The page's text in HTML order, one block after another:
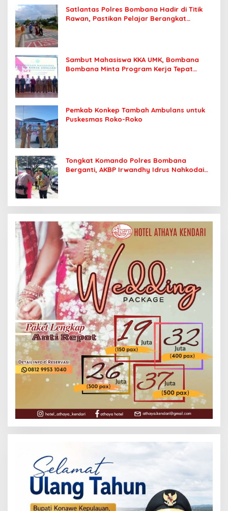
Satlantas Polres Bombana Hadir di Titik
Rawan, Pastikan Pelajar Berangkat
Sambut Mahasiswa KKA UMK, Bombana
Bombana Minta Program Kerja Tepat
Pemkab Konkep Tambah Ambulans untuk
Puskesmas Roko-Roko
Tongkat Komando Polres Bombana
Berganti, AKBP Irwandhy Idrus Nahkodai